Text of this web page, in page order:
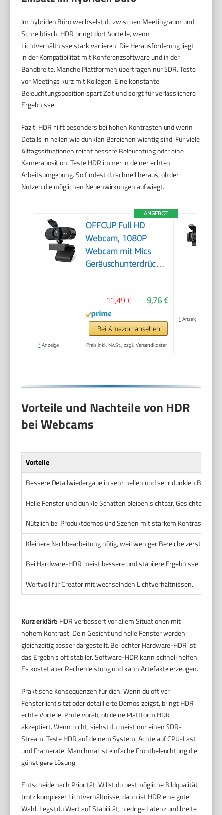
Im hybriden Büro wechselst du zwischen Meetingraum und
Schreibtisch. HDR bringt dort Vorteile, wenn
Lichtverhältnisse stark variieren. Die Herausforderung liegt
in der Kompatibilität mit Konferenzsoftware und in der
Bandbreite. Manche Plattformen übertragen nur SDR. Teste
vor Meetings kurz mit Kollegen. Eine konstante
Beleuchtungsposition spart Zeit und sorgt für verlässlichere
Ergebnisse.
Fazit: HDR hilft besonders bei hohen Kontrasten und wenn
Details in hellen wie dunklen Bereichen wichtig sind. Für viele
Alltagssituationen reicht bessere Beleuchtung oder eine
Kameraposition. Teste HDR immer in deiner echten
Arbeitsumgebung. So findest du schnell heraus, ob der
Nutzen die möglichen Nebenwirkungen aufwiegt.
ANGEBOT
OFFCUP Full HD
Webcam, 1080P
Webcam mit Mics
Geräuschunterdrückung,
Kamera für PC Laptop
für Live-Streaming
Videoanruf Konferenz
Online-Unterricht
9,76 €
11,49 €
Bei Amazon ansehen
* Anzeige Preis inkl. MwSt., zzgl. Versandkosten
* Anzeige
Vorteile und Nachteile von HDR
bei Webcams
Vorteile
Bessere Detailwiedergabe in sehr hellen und sehr dunklen
Helle Fenster und dunkle Schatten bleiben sichtbar. Gesichter
Nützlich bei Produktdemos und Szenen mit starkem Kontrast.
Kleinere Nachbearbeitung nötig, weil weniger Bereiche zerstört
Bei Hardware-HDR meist bessere und stabilere Ergebnisse.
Wertvoll für Creator mit wechselnden Lichtverhältnissen.
Kurz erklärt: HDR verbessert vor allem Situationen mit
hohem Kontrast. Dein Gesicht und helle Fenster werden
gleichzeitig besser dargestellt. Bei echter Hardware-HDR ist
das Ergebnis oft stabiler. Software-HDR kann schnell helfen.
Es kostet aber Rechenleistung und kann Artefakte erzeugen.
Praktische Konsequenzen für dich: Wenn du oft vor
Fensterlicht sitzt oder detaillierte Demos zeigst, bringt HDR
echte Vorteile. Prüfe vorab, ob deine Plattform HDR
akzeptiert. Wenn nicht, siehst du meist nur einen SDR-
Stream. Teste HDR auf deinem System. Achte auf CPU-Last
und Framerate. Manchmal ist einfache Frontbeleuchtung die
günstigere Lösung.
Entscheide nach Priorität. Willst du bestmögliche Bildqualität
trotz komplexer Lichtverhältnisse, dann ist HDR eine gute
Wahl. Legst du Wert auf Stabilität, niedrige Latenz und breite